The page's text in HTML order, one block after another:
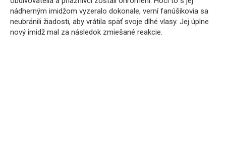
nádherným imidžom vyzeralo dokonale, verní fanúšikovia sa
neubránili žiadosti, aby vrátila späť svoje dlhé vlasy. Jej úplne
nový imidž mal za následok zmiešané reakcie.